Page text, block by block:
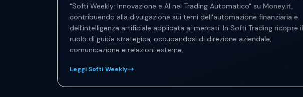
"Softi Weekly: Innovazione e AI nel Trading Automatico" su Money.it,
contribuendo alla divulgazione sui temi dell'automazione finanziaria e
dell'intelligenza artificiale applicata ai mercati. In Softi Trading ricopre il
ruolo di guida strategica, occupandosi di direzione aziendale,
comunicazione e relazioni esterne.
Leggi Softi Weekly